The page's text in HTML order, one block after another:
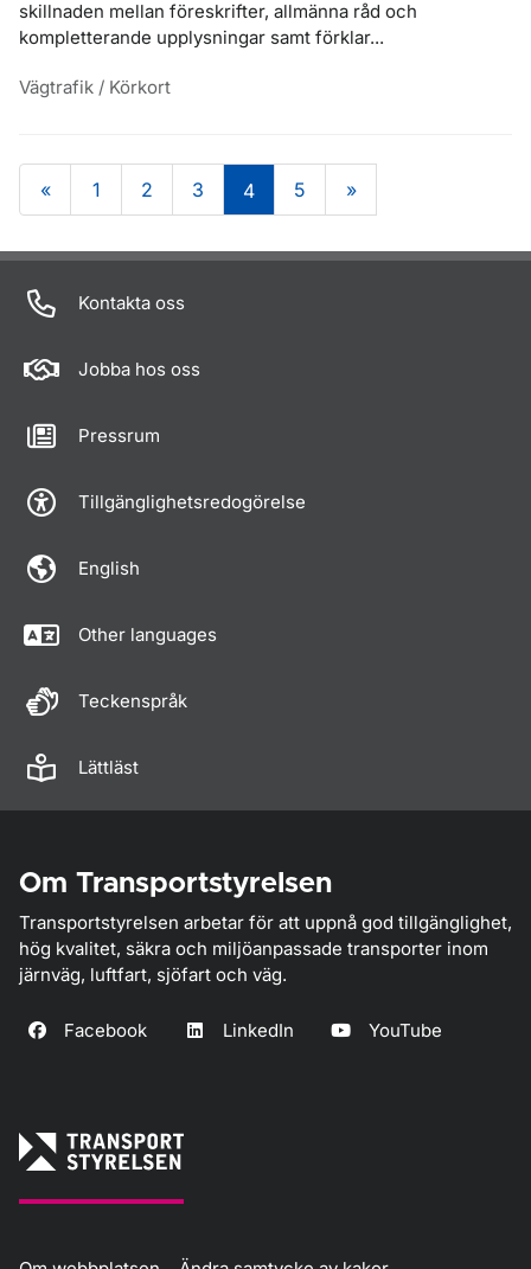
skillnaden mellan föreskrifter, allmänna råd och
kompletterande upplysningar samt förklar...
Vägtrafik / Körkort
« 1 2 3 4 5 »
Om sidan
Kontakta oss
Jobba hos oss
Pressrum
Tillgänglighetsredogörelse
English
Other languages
Teckenspråk
Lättläst
Om Transportstyrelsen
Transportstyrelsen arbetar för att uppnå god tillgänglighet,
hög kvalitet, säkra och miljöanpassade transporter inom
järnväg, luftfart, sjöfart och väg.
Facebook LinkedIn YouTube